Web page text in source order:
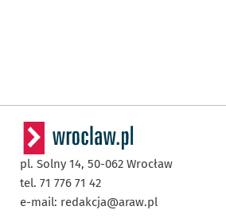
pl. Solny 14, 50-062 Wrocław
tel. 71 776 71 42
e-mail: redakcja@araw.pl